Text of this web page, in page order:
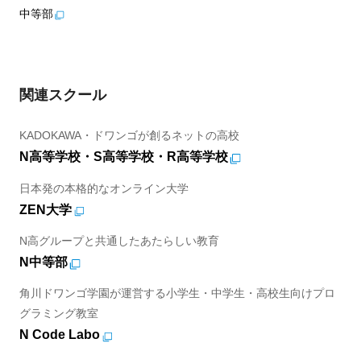
中等部
関連スクール
KADOKAWA・ドワンゴが創るネットの高校
N高等学校・S高等学校・R高等学校
日本発の本格的なオンライン大学
ZEN大学
N高グループと共通したあたらしい教育
N中等部
角川ドワンゴ学園が運営する小学生・中学生・高校生向けプロ
グラミング教室
N Code Labo